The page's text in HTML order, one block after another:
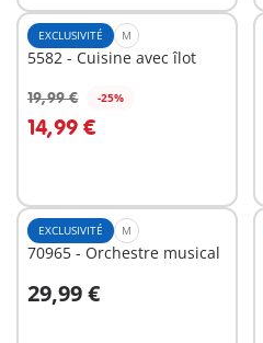
EXCLUSIVITÉ M
5582 - Cuisine avec îlot
19,99 € -25%
14,99 €
Au panier
EXCLUSIVITÉ M
70965 - Orchestre musical
29,99 €
Au panier